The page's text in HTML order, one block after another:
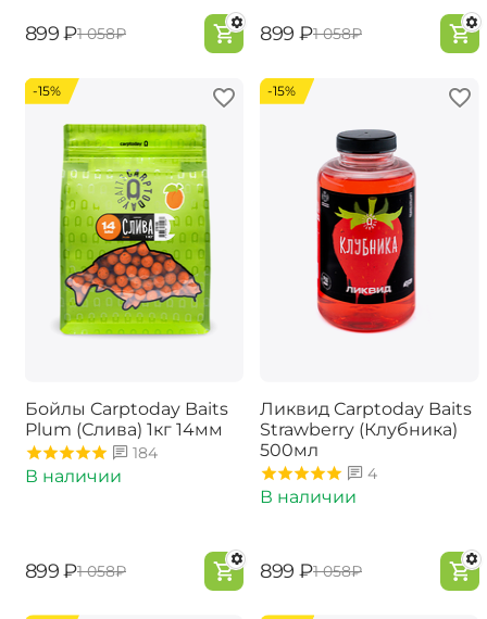
‍899‍ ₽‍1 058‍₽ ‍899‍ ₽‍1 058‍₽
-15%
Бойлы Carptoday Baits
Plum (Слива) 1кг 14мм
184
В наличии
‍899‍ ₽‍1 058‍₽
-15%
Ликвид Carptoday Baits
Strawberry (Клубника)
500мл
4
В наличии
‍899‍ ₽‍1 058‍₽